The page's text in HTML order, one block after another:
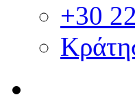
+30